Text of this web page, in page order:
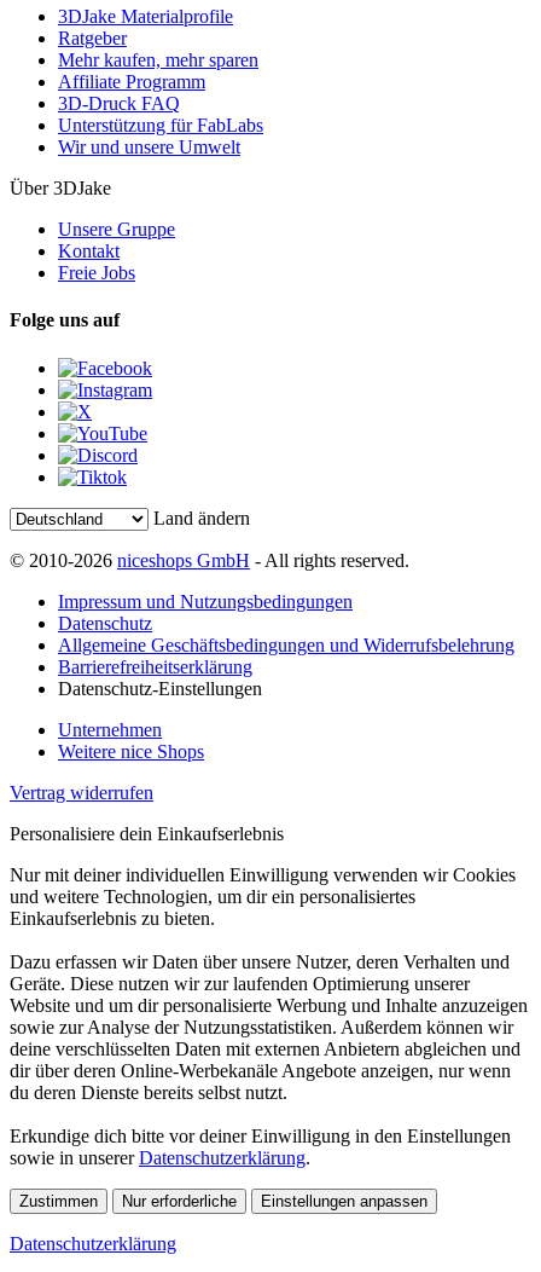
3DJake Materialprofile
Ratgeber
Mehr kaufen, mehr sparen
Affiliate Programm
3D-Druck FAQ
Unterstützung für FabLabs
Wir und unsere Umwelt
Über 3DJake
Unsere Gruppe
Kontakt
Freie Jobs
Folge uns auf
Land ändern
© 2010-2026 niceshops GmbH - All rights reserved.
Impressum und Nutzungsbedingungen
Datenschutz
Allgemeine Geschäftsbedingungen und Widerrufsbelehrung
Barrierefreiheitserklärung
Datenschutz-Einstellungen
Unternehmen
Weitere nice Shops
Vertrag widerrufen
Personalisiere dein Einkaufserlebnis
Nur mit deiner individuellen Einwilligung verwenden wir Cookies
und weitere Technologien, um dir ein personalisiertes
Einkaufserlebnis zu bieten.
Dazu erfassen wir Daten über unsere Nutzer, deren Verhalten und
Geräte. Diese nutzen wir zur laufenden Optimierung unserer
Website und um dir personalisierte Werbung und Inhalte anzuzeigen
sowie zur Analyse der Nutzungsstatistiken. Außerdem können wir
deine verschlüsselten Daten mit externen Anbietern abgleichen und
dir über deren Online-Werbekanäle Angebote anzeigen, nur wenn
du deren Dienste bereits selbst nutzt.
Erkundige dich bitte vor deiner Einwilligung in den Einstellungen
sowie in unsererDatenschutzerklärung.
Zustimmen Nur erforderliche Einstellungen anpassen
Datenschutzerklärung